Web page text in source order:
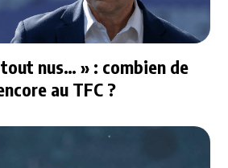
nus… » : combien de
au TFC ?